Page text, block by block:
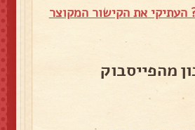
העתיקי את הקישור המקוצר
מהפייסבוק